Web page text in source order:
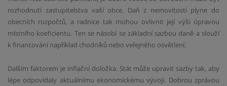
rozhodnutí zastupitelstva vaší obce. Daň z nemovitosti plyne do
obecních rozpočtů, a radnice tak mohou ovlivnit její výši úpravou
místního koeficientu. Ten se násobí se základní sazbou daně a slouží
k financování například chodníků nebo veřejného osvětlení.
Dalším faktorem je inflační doložka. Stát může upravit sazby tak, aby
lépe odpovídaly aktuálnímu ekonomickému vývoji. Dobrou zprávou